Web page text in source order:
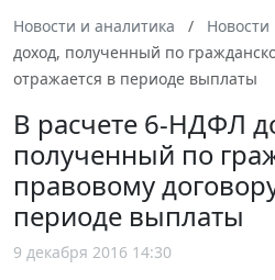
Новости и аналитика Новости
доход, полученный по
отражается в периоде выплаты
В расчете 6-НДФЛ
полученный по
правовому
периоде выплаты
9 декабря 2016 14:30